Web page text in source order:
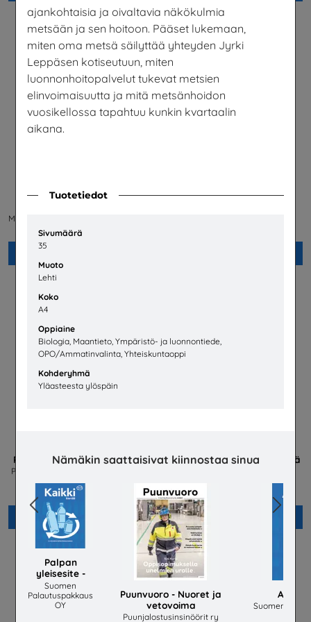
Tuotetiedot
Sivumäärä
35
Muoto
Lehti
Koko
A4
Oppiaine
Biologia, Maantieto, Ympäristö- ja luonnontiede,
OPO/Ammatinvalinta, Yhteiskuntaoppi
Kohderyhmä
Yläasteesta ylöspäin
ajankohtaisia ja oivaltavia näkökulmia
metsään ja sen hoitoon. Pääset lukemaan,
mitenoma metsä säilyttää yhteyden Jyrki
Leppäsen kotiseutuun, miten
luonnonhoitopalvelut tukevat metsien
elinvoimaisuutta ja mitä metsänhoidon
vuosikellossa tapahtuu kunkin kvartaalin
aikana.
Nämäkin saattaisivat kiinnostaa sinua
Palpan
yleisesite -
Kaikki kiertää
Suomen
Palautuspakkaus
OY
Puunvuoro - Nuoret ja
vetovoima
Puunjalostusinsinöörit ry
Allt
Suomen
Previous Next
Mahdollisuuksien ala -
Matkailu- ja Ravintolapalvelut MaRa
ry
Helsingin yliopiston
PIKAVALINTA Ruotsinkieliset
PIKAVALINTA – useita eri lähettäjiä
Lisää
PEFC Vastuullisesti metsästä
PEFC Suomi - Suomen
Metsäsertifiointi ry